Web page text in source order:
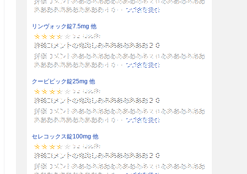
リンヴォック錠7.5mg 他
クービビック錠25mg 他
セレコックス錠100mg 他